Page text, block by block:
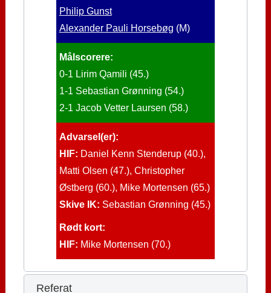
Philip Gunst
Alexander Pauli Horsebøg (M)
Målscorere:
0-1 Lirim Qamili (45.)
1-1 Sebastian Grønning (54.)
2-1 Jacob Vetter Laursen (58.)
Advarsel(er):
HIF: Daniel Kenn Stenderup (40.),
Matti Olsen (47.), Christopher
Østberg (60.), Mike Mortensen (65.)
Skive IK: Sebastian Grønning (45.)
Rødt kort:
HIF: Mike Mortensen (70.)
Referat